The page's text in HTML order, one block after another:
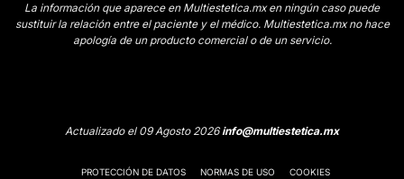
La información que aparece en Multiestetica.mx en ningún caso puede
sustituir la relación entre el paciente y el médico. Multiestetica.mx no hace
apología de un producto comercial o de un servicio.
Actualizado el 09 Agosto 2026info@multiestetica.mx
PROTECCIÓN DE DATOS NORMAS DE USO COOKIES